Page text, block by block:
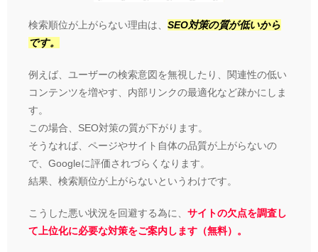
検索順位が上がらない理由は、 SEO対策の質が低いから
です。
例えば、ユーザーの検索意図を無視したり、関連性の低い
コンテンツを増やす、内部リンクの最適化など疎かにしま
す。
この場合、SEO対策の質が下がります。
そうなれば、ページやサイト自体の品質が上がらないの
で、Googleに評価されづらくなります。
結果、検索順位が上がらないというわけです。
こうした悪い状況を回避する為に、 サイトの欠点を調査し
て上位化に必要な対策をご案内します（無料）。